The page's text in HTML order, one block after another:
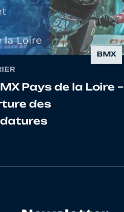
BMX
Pays de la Loire –
des